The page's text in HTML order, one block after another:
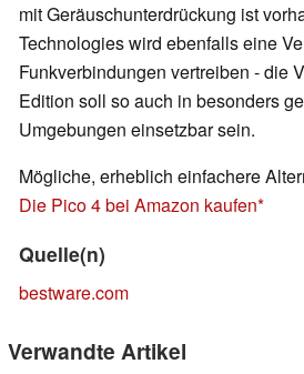
mit Geräuschunterdrückung ist
Technologies wird ebenfalls eine
Funkverbindungen vertreiben - die
Edition soll so auch in besonders
Umgebungen einsetzbar sein.
Mögliche, erheblich einfachere
Die Pico 4 bei Amazon kaufen
Quelle(n)
bestware.com
Verwandte Artikel